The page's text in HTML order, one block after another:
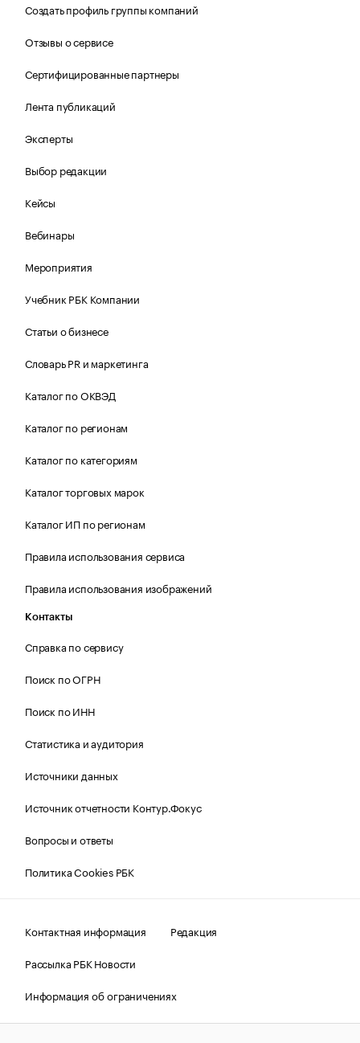
Создать профиль группы компаний
Отзывы о сервисе
Сертифицированные партнеры
Лента публикаций
Эксперты
Выбор редакции
Кейсы
Вебинары
Мероприятия
Учебник РБК Компании
Статьи о бизнесе
Словарь PR и маркетинга
Каталог по ОКВЭД
Каталог по регионам
Каталог по категориям
Каталог торговых марок
Каталог ИП по регионам
Правила использования сервиса
Правила использования изображений
Контакты
Справка по сервису
Поиск по ОГРН
Поиск по ИНН
Статистика и аудитория
Источники данных
Источник отчетности Контур.Фокус
Вопросы и ответы
Политика Cookies РБК
Контактная информация
Редакция
Рассылка РБК Новости
Информация об ограничениях
Правовая информация
О соблюдении авторских прав